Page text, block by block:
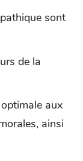
sont
de la
aux
ainsi